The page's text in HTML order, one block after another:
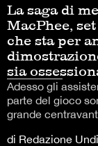
La saga di
MacPhee,
che sta per
sia
Adesso gli
parte del gioco
grande
di Redazione